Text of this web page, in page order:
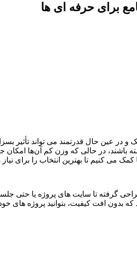
برای حرفه ای ها
عین حال قدرتمند می تواند تأثیر
باشند، در حالی که وزن کم آن‌ها امکان
می کنیم تا بهترین انتخاب را برای
گرفته تا سایت‌ های پروژه یا حتی
بدون افت کیفیت، بتوانید پروژه‌ های